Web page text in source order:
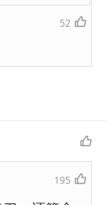
52
195